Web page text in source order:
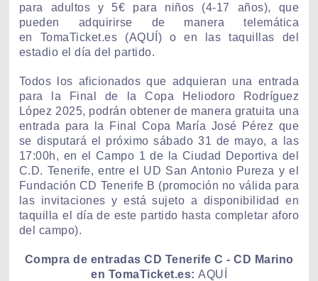
para adultos y 5€ para niños (4-17 años), que
pueden adquirirse de manera telemática
en TomaTicket.es (AQUÍ ) o en las taquillas del
estadio el día del partido.
Todos los aficionados que adquieran una entrada
para la Final de la Copa Heliodoro Rodríguez
López 2025, podrán obtener de manera gratuita una
entrada para la Final Copa María José Pérez que
se disputará el próximo sábado 31 de mayo, a las
17:00h, en el Campo 1 de la Ciudad Deportiva del
C.D. Tenerife, entre el UD San Antonio Pureza y el
Fundación CD Tenerife B (promoción no válida para
las invitaciones y está sujeto a disponibilidad en
taquilla el día de este partido hasta completar aforo
del campo).
Compra de entradas CD Tenerife C - CD Marino
en TomaTicket.es: AQUÍ